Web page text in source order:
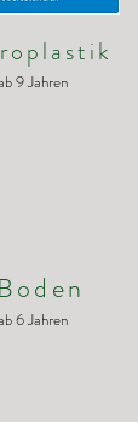
9 Jahren
6 Jahren